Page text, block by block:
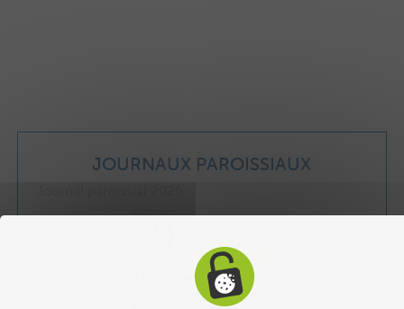
JOURNAUX PAROISSIAUX